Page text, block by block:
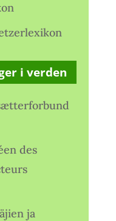
i verden
des
ja